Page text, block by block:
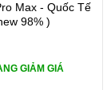
Max - Quốc Tế
98% )
GIẢM GIÁ